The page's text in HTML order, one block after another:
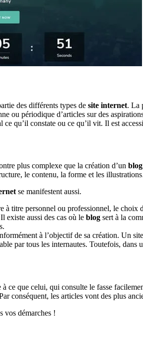
des différents types de site internet. La
ou périodique d’articles sur des
qu’il constate ou ce qu’il vit. Il est
plus complexe que la création d’un blog
le contenu, la forme et les
se manifestent aussi.
titre personnel ou professionnel, le
existe aussi des cas où le blog sert à la
à l’objectif de sa création. Un
par tous les internautes. Toutefois,
ce que celui, qui consulte le fasse
conséquent, les articles vont des plus
vos démarches !